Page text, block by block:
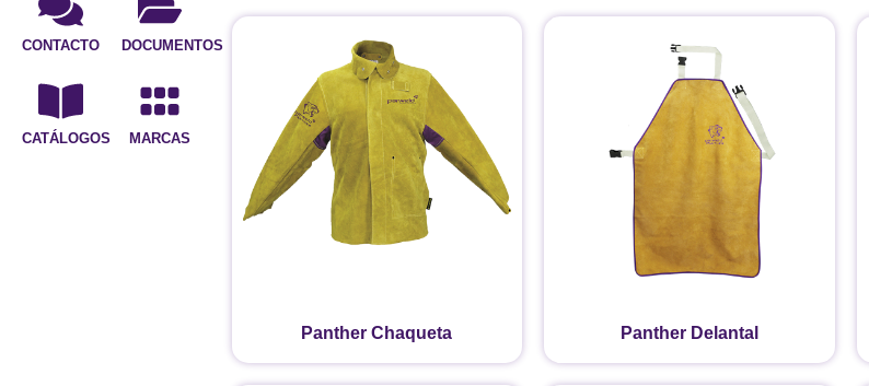
CONTACTO DOCUMENTOS
CATÁLOGOS MARCAS
Panther Chaqueta Panther Delantal